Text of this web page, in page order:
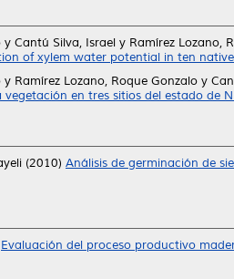
y Cantú Silva, Israel y Ramírez Lozano,
of xylem water potential in ten
y Ramírez Lozano, Roque Gonzalo y
en tres sitios del estado de
(2010) Análisis de germinación de
Evaluación del proceso productivo